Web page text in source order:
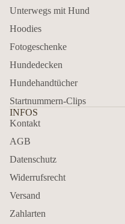
Unterwegs mit Hund
Hoodies
Fotogeschenke
Hundedecken
Hundehandtücher
Startnummern-Clips
INFOS
Kontakt
AGB
Datenschutz
Widerrufsrecht
Versand
Zahlarten